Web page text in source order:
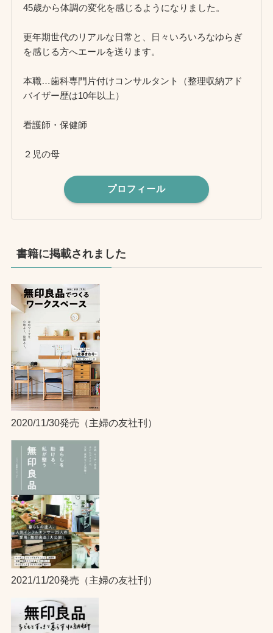
45歳から体調の変化を感じるようになりました。
更年期世代のリアルな日常と、日々いろいろなゆらぎ
を感じる方へエールを送ります。
本職…歯科専門片付けコンサルタント（整理収納アド
バイザー歴は10年以上）
看護師・保健師
２児の母
プロフィール
書籍に掲載されました
2020/11/30発売（主婦の友社刊）
2021/11/20発売（主婦の友社刊）